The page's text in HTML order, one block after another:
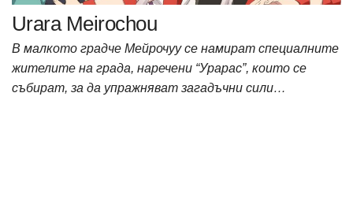
Urara Meirochou
В малкото градче Мейрочуу се намират специалните
жителите на града, наречени “Урарас”, които се
събират, за да упражняват загадъчни сили…